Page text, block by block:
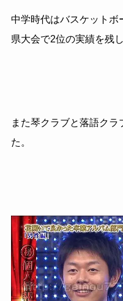
中学時代はバスケットボ
県大会で2位の実績を残し
また琴クラブと落語ク
た。